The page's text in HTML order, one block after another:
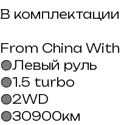
В
From China With
🟢Левый руль
🟢1.5 turbo
🟢2WD
🟢30900км